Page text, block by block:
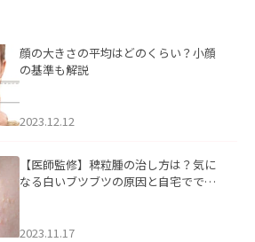
顔の大きさの平均はどのくらい？小顔
の基準も解説
2023.12.12
【医師監修】稗粒腫の治し方は？気に
なる白いブツブツの原因と自宅ででき
2023.11.17